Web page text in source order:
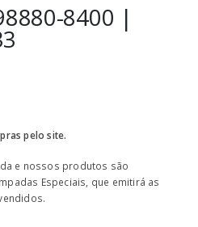
8400 |
pelo site.
e nossos produtos são
Especiais, que emitirá as